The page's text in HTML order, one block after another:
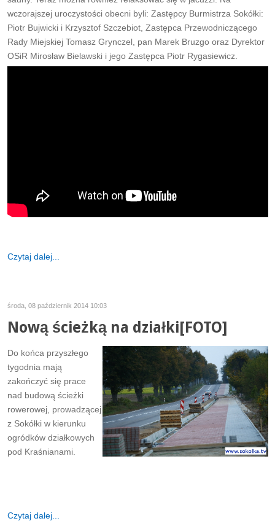
wczorajszej uroczystości obecni byli: Zastępcy Burmistrza Sokółki:
Piotr Bujwicki i Krzysztof Szczebiot, Zastępca Przewodniczącego
Rady Miejskiej Tomasz Grynczel, pan Marek Bruzgo oraz Dyrektor
OSiR Mirosław Bielawski i jego Zastępca Piotr Rygasiewicz.
Czytaj dalej...
środa, 08 październik 2014 10:03
Nową ścieżką na działki[FOTO]
Do końca przyszłego
tygodnia mają
zakończyć się prace
nad budową ścieżki
rowerowej, prowadzącej
z Sokółki w kierunku
ogródków działkowych
pod Kraśnianami.
Czytaj dalej...